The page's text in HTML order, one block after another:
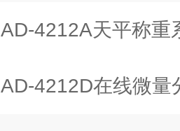
AD-4212A天平称重
AD-4212D在线微量